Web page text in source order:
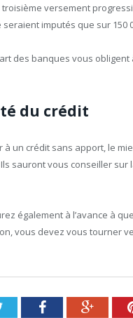
versement
imputés que sur 150
des banques vous
du crédit
un crédit sans apport, le
sauront vous conseiller sur
également à l’avance à
vous devez vous tourner
TwitterFacebook